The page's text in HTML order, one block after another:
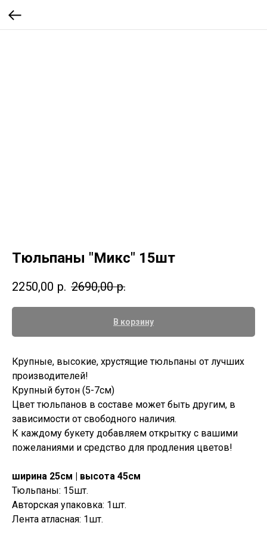
Тюльпаны "Микс" 15шт
2250,00 р. 2690,00 р.
В корзину
Крупные, высокие, хрустящие тюльпаны от лучших
производителей!
Крупный бутон (5-7см)
Цвет тюльпанов в составе может быть другим, в
зависимости от свободного наличия.
К каждому букету добавляем открытку с вашими
пожеланиями и средство для продления цветов!
ширина 25см | высота 45см
Тюльпаны: 15шт.
Авторская упаковка: 1шт.
Лента атласная: 1шт.